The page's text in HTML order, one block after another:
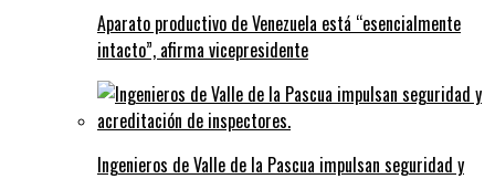
Aparato productivo de Venezuela está “esencialmente
intacto”, afirma vicepresidente
Ingenieros de Valle de la Pascua impulsan seguridad y